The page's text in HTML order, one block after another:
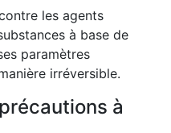
les agents
à base de
paramètres
irréversible.
à